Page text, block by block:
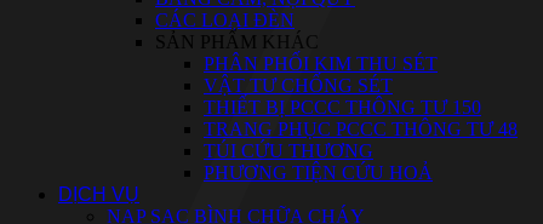
ĐƠN VỊ CHUYÊN PHÂN PHỐI VẬT TƯ CHỐNG SÉT – KIM
THU SÉT NHẬP KHẨU – CÓ CO.CQ.
CHÍNH SÁCH GIAO HÀNG TẬN NƠI – HỖ TRỢ LẮP ĐẶT –
CÁC LOẠI ĐÈN
SẢN PHẨM KHÁC
PHÂN PHỐI KIM THU SÉT
VẬT TƯ CHỐNG SÉT
THIẾT BỊ PCCC THÔNG TƯ 150
TRANG PHỤC PCCC THÔNG TƯ 48
TÚI CỨU THƯƠNG
PHƯƠNG TIỆN CỨU HOẢ
DỊCH VỤ
NẠP SẠC BÌNH CHỮA CHÁY